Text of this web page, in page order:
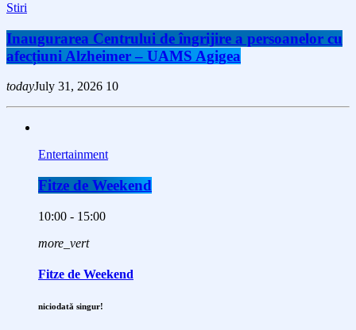
Stiri
Inaugurarea Centrului de îngrijire a persoanelor cu
afecțiuni Alzheimer – UAMS Agigea
todayJuly 31, 2026 10
Entertainment
Fitze de Weekend
10:00 - 15:00
more_vert
Fitze de Weekend
niciodată singur!